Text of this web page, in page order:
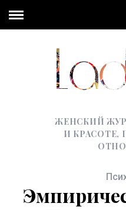
ЖЕНСКИЙ
И КРАСОТЕ,